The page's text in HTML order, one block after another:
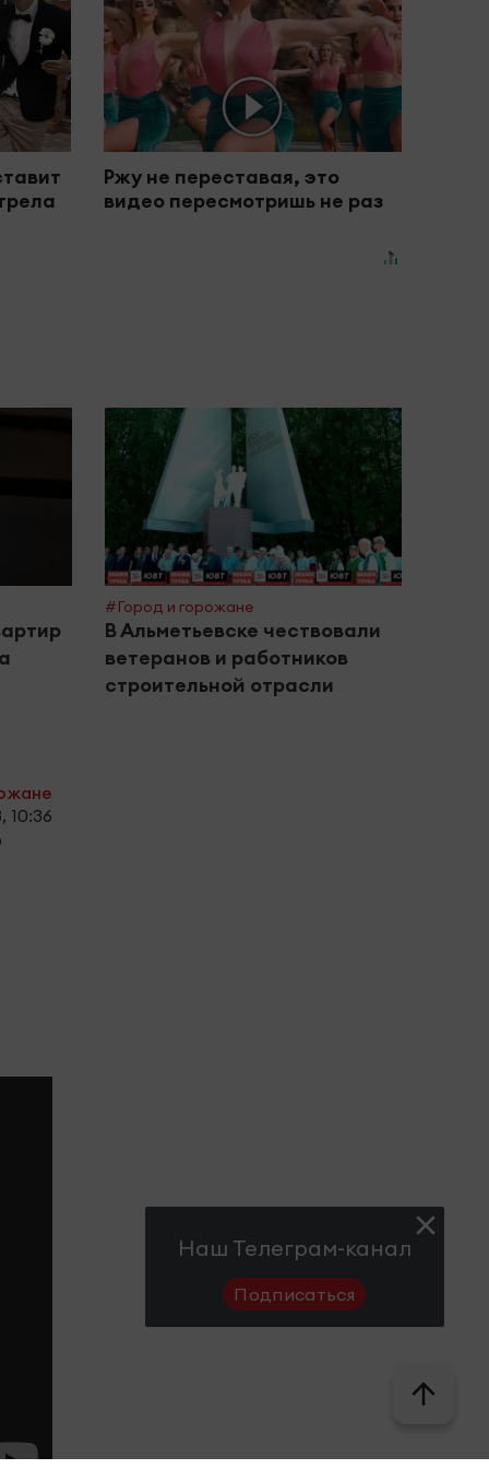
Ржу не переставая, это
видео пересмотришь не раз
#Город и горожане
В Альметьевске чествовали
ветеранов и работников
строительной отрасли
10:36
Наш Телеграм-канал
Подписаться